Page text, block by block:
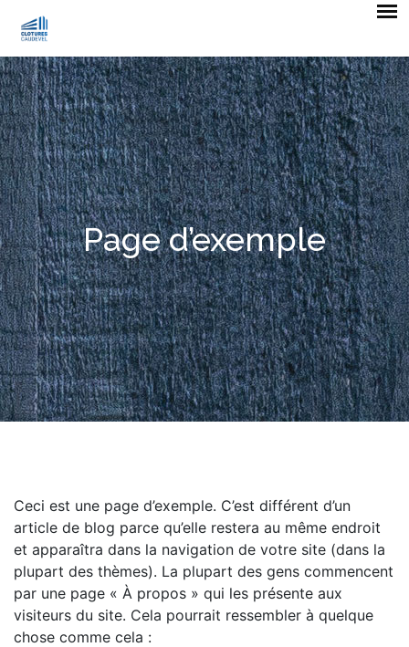
Page d’exemple
Ceci est une page d’exemple. C’est différent d’un
article de blog parce qu’elle restera au même endroit
et apparaîtra dans la navigation de votre site (dans la
plupart des thèmes). La plupart des gens commencent
par une page « À propos » qui les présente aux
visiteurs du site. Cela pourrait ressembler à quelque
chose comme cela :